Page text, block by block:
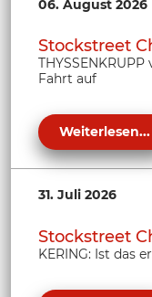
06. August 2026
Stockstreet
Fahrt auf
Weiterlesen...
31. Juli 2026
Stockstreet
KERING: Ist das